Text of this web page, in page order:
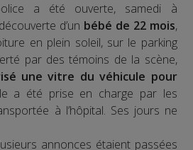
a été ouverte, samedi à
d’un bébé de 22 mois,
en plein soleil, sur le parking
par des témoins de la scène,
une vitre du véhicule pour
a été prise en charge par les
à l’hôpital. Ses jours ne
annonces étaient passées